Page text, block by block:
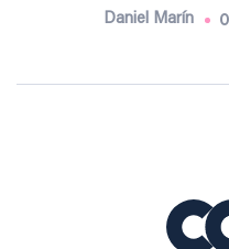
Daniel Marín